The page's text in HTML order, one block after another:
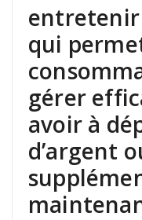
entretenir
qui
gérer
avoir à
d’argent